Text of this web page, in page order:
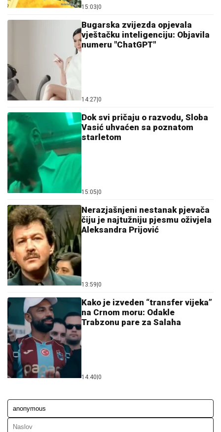
15:03 0
Bugarska zvijezda opjevala
vještačku inteligenciju: Objavila
numeru "ChatGPT"
14:27 0
Dok svi pričaju o razvodu, Sloba
Vasić uhvaćen sa poznatom
starletom
15:05 0
Nerazjašnjeni nestanak pjevača
čiju je najtužniju pjesmu oživjela
Aleksandra Prijović
13:59 0
Kako je izveden “transfer vijeka”
na Crnom moru: Odakle
Trabzonu pare za Salaha
14:40 0